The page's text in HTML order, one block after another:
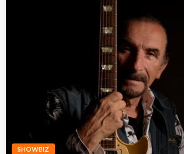
SHOWBIZ